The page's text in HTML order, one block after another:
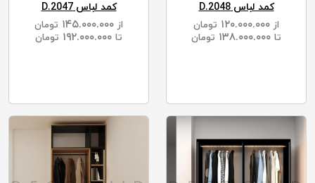
کمد لباس D.2048
از
تومان
تا
تومان
کمد لباس D.2047
از
تومان
تا
تومان